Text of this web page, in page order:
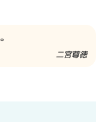
二宮尊徳